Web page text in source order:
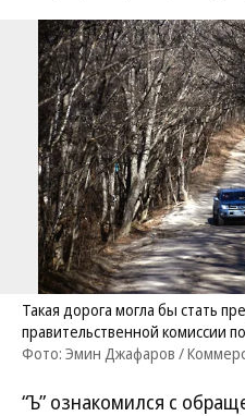
Такая дорога могла бы стать
правительственной комиссии
Фото: Эмин Джафаров /
“Ъ” ознакомился с